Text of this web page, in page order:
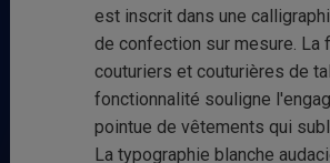
est inscrit dans une
de confection sur mesure.
couturiers et couturières de
fonctionnalité souligne
pointue de vêtements qui
La typographie blanche